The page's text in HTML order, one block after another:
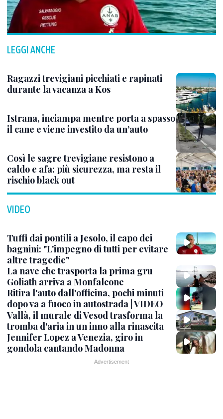
LEGGI ANCHE
Ragazzi trevigiani picchiati e rapinati
durante la vacanza a Kos
Istrana, inciampa mentre porta a spasso
il cane e viene investito da un’auto
Così le sagre trevigiane resistono a
caldo e afa: più sicurezza, ma resta il
rischio black out
VIDEO
Tuffi dai pontili a Jesolo, il capo dei
bagnini: "L'impegno di tutti per evitare
altre tragedie"
La nave che trasporta la prima gru
Goliath arriva a Monfalcone
Ritira l'auto dall'officina, pochi minuti
dopo va a fuoco in autostrada | VIDEO
Vallà, il murale di Vesod trasforma la
tromba d'aria in un inno alla rinascita
Jennifer Lopez a Venezia, giro in
gondola cantando Madonna